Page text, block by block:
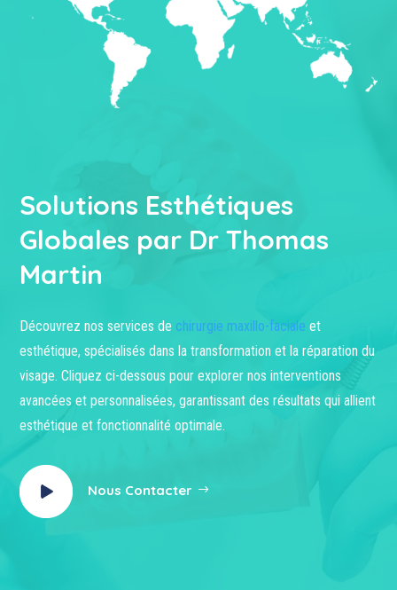
Solutions Esthétiques
Globales par Dr Thomas
Martin
Découvrez nos services de chirurgie maxillo-faciale et
esthétique, spécialisés dans la transformation et la réparation du
visage. Cliquez ci-dessous pour explorer nos interventions
avancées et personnalisées, garantissant des résultats qui allient
esthétique et fonctionnalité optimale.
Nous Contacter